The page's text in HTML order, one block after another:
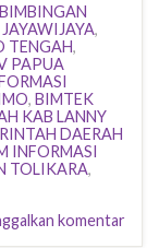
,
TENGAH,
PAPUA
, BIMTEK
KAB LANNY
DAERAH
INFORMASI
TOLIKARA,
komentar